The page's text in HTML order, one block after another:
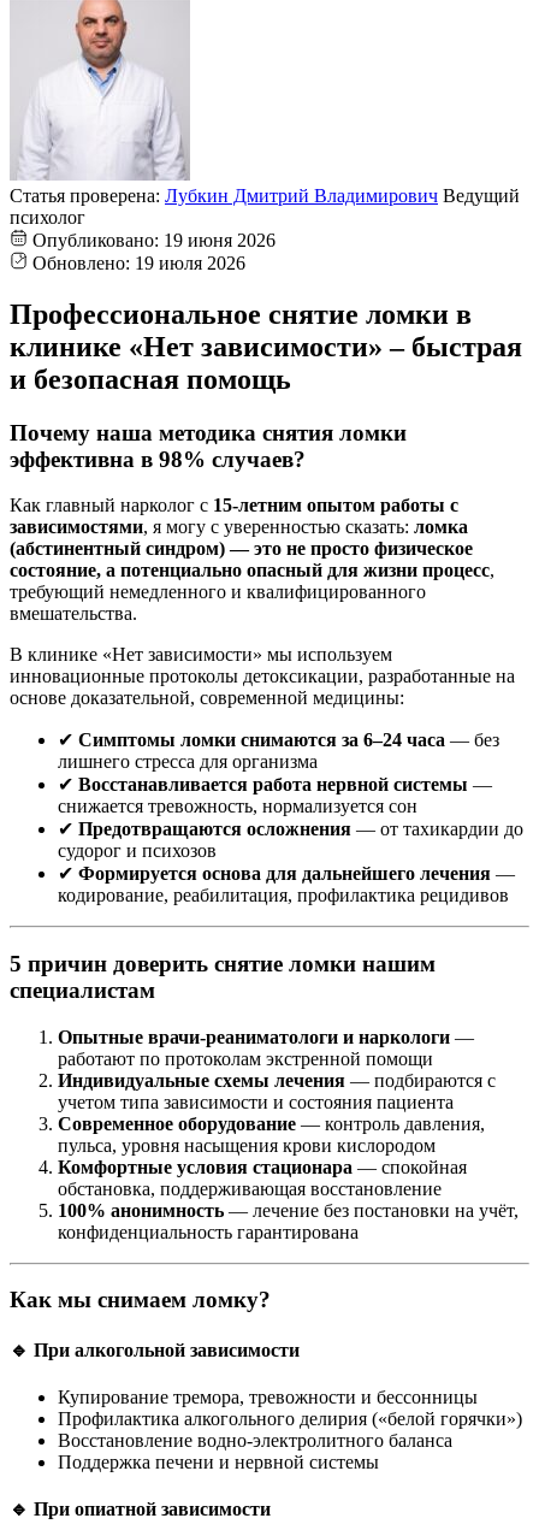
Статья проверена: Лубкин Дмитрий Владимирович Ведущий
психолог
Опубликовано: 19 июня 2026
Обновлено: 19 июля 2026
Профессиональное снятие ломки в
клинике «Нет зависимости» – быстрая
и безопасная помощь
Почему наша методика снятия ломки
эффективна в 98% случаев?
Как главный нарколог с 15-летним опытом работы с
зависимостями, я могу с уверенностью сказать: ломка
(абстинентный синдром) — это не просто физическое
состояние, а потенциально опасный для жизни процесс,
требующий немедленного и квалифицированного
вмешательства.
В клинике «Нет зависимости» мы используем
инновационные протоколы детоксикации, разработанные на
основе доказательной, современной медицины:
✔ Симптомы ломки снимаются за 6–24 часа — без
лишнего стресса для организма
✔ Восстанавливается работа нервной системы —
снижается тревожность, нормализуется сон
✔ Предотвращаются осложнения — от тахикардии до
судорог и психозов
✔ Формируется основа для дальнейшего лечения —
кодирование, реабилитация, профилактика рецидивов
5 причин доверить снятие ломки нашим
специалистам
Опытные врачи-реаниматологи и наркологи —
работают по протоколам экстренной помощи
Индивидуальные схемы лечения — подбираются с
учетом типа зависимости и состояния пациента
Современное оборудование — контроль давления,
пульса, уровня насыщения крови кислородом
Комфортные условия стационара — спокойная
обстановка, поддерживающая восстановление
100% анонимность — лечение без постановки на учёт,
конфиденциальность гарантирована
Как мы снимаем ломку?
🔹 При алкогольной зависимости
Купирование тремора, тревожности и бессонницы
Профилактика алкогольного делирия («белой горячки»)
Восстановление водно-электролитного баланса
Поддержка печени и нервной системы
🔹 При опиатной зависимости